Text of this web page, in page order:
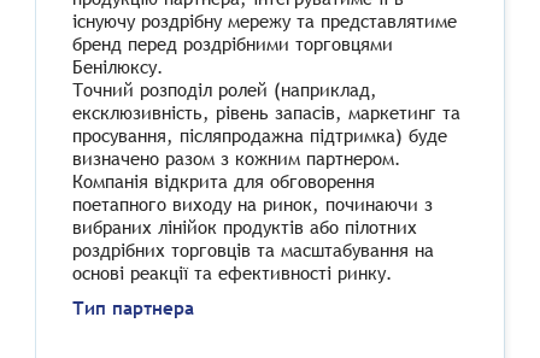
існуючу роздрібну мережу та представлятиме
бренд перед роздрібними торговцями
Бенілюксу.
Точний розподіл ролей (наприклад,
ексклюзивність, рівень запасів, маркетинг та
просування, післяпродажна підтримка) буде
визначено разом з кожним партнером.
Компанія відкрита для обговорення
поетапного виходу на ринок, починаючи з
вибраних лінійок продуктів або пілотних
роздрібних торговців та масштабування на
основі реакції та ефективності ринку.
Тип партнера